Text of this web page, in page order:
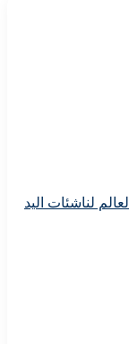
لناشئات اليد